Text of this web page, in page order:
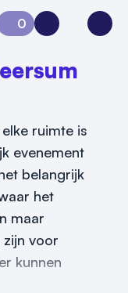
0
Aanvraag 0Inloggen
ruimte is
evenement
belangrijk
het
maar
voor
kunnen